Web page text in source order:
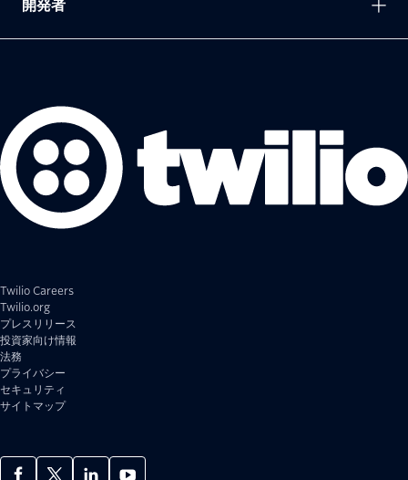
Twilio Careers
Twilio.org
プレスリリース
投資家向け情報
法務
プライバシー
セキュリティ
サイトマップ
開発者